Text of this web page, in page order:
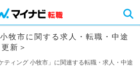
牧市に関する求人・転職・中途
新＞
ティング 小牧市」に関連する転職・求人・中途